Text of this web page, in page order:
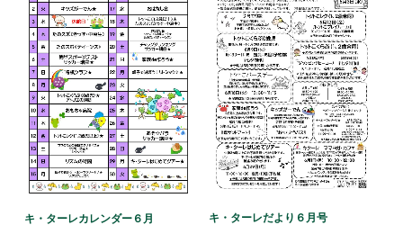
キ・ターレカレンダー６月 キ・ターレだより６月号